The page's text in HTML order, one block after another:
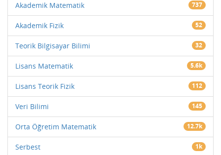
Akademik Matematik 737
Akademik Fizik 52
Teorik Bilgisayar Bilimi 32
Lisans Matematik 5.6k
Lisans Teorik Fizik 112
Veri Bilimi 145
Orta Öğretim Matematik 12.7k
Serbest 1k